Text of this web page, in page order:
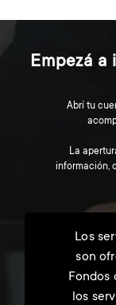
Empezá
Abrí tu
La
información,
Los
son
Fondos
los